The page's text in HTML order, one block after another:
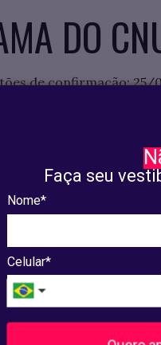
Faça seu
Nome*
Celular*
DO
de confirmação:
05/05/2024
das provas
resultados: 30/07/2024
para posse e cursos